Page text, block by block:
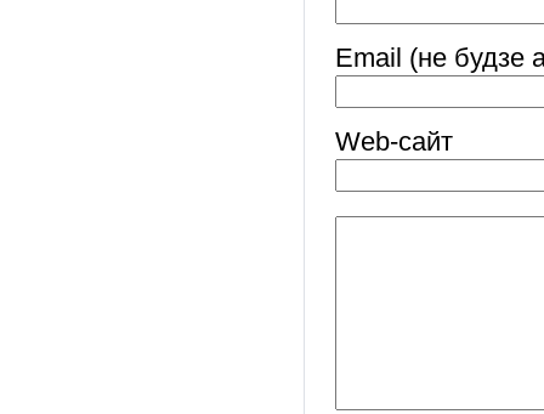
Email (не будзе
Web-cайт